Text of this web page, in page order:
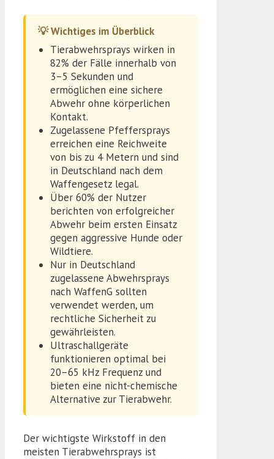
💡 Wichtiges im Überblick
Tierabwehrsprays wirken in
82% der Fälle innerhalb von
3–5 Sekunden und
ermöglichen eine sichere
Abwehr ohne körperlichen
Kontakt.
Zugelassene Pfeffersprays
erreichen eine Reichweite
von bis zu 4 Metern und sind
in Deutschland nach dem
Waffengesetz legal.
Über 60% der Nutzer
berichten von erfolgreicher
Abwehr beim ersten Einsatz
gegen aggressive Hunde oder
Wildtiere.
Nur in Deutschland
zugelassene Abwehrsprays
nach WaffenG sollten
verwendet werden, um
rechtliche Sicherheit zu
gewährleisten.
Ultraschallgeräte
funktionieren optimal bei
20–65 kHz Frequenz und
bieten eine nicht-chemische
Alternative zur Tierabwehr.
Der wichtigste Wirkstoff in den
meisten Tierabwehrsprays ist